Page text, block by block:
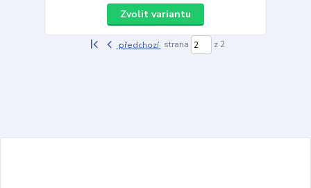
Zvolit variantu
předchozí strana z 2